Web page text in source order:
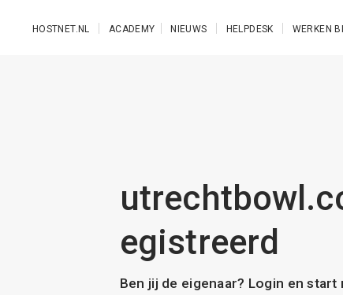
HOSTNET.NL ACADEMY NIEUWS HELPDESK WERKEN
egistreerd
Ben jij de eigenaar? Login en